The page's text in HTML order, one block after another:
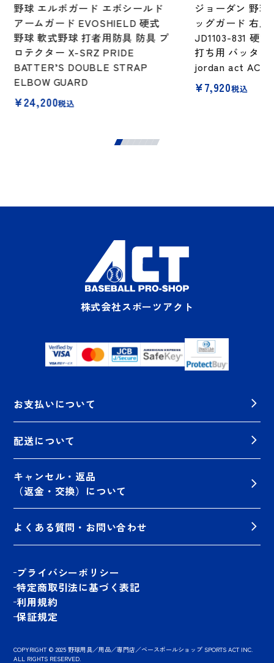
野球 エルボガード エボシールド
アームガード EVOSHIELD 硬式
野球 軟式野球 打者用防具 防具 プ
ロテクター X-SRZ PRIDE
BATTER’S DOUBLE STRAP
ELBOW GUARD
¥24,200税込
ジョーダン 野
ッグガード 右足
JD1103-831 硬
打ち用 バッター
jordan act ACT
¥7,920税込
株式会社スポーツアクト
お支払いについて
配送について
キャンセル・返品
（返金・交換）について
よくある質問・お問い合わせ
プライバシーポリシー
特定商取引法に基づく表記
利用規約
保証規定
COPYRIGHT © 2025 野球用具／用品／専門店／ベースボールショップ SPORTS ACT INC.
ALL RIGHTS RESERVED.